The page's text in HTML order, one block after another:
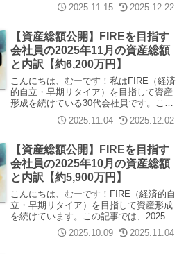
2025.11.15 2025.12.22
【資産総額公開】FIREを目指す
会社員の2025年11月の資産総額
と内訳【約6,200万円】
こんにちは、むーです！私はFIRE（経済
的自立・早期リタイア）を目指して資産
形成を続けている30代会社員です。この
記事では、2025年11月時点の純金融資産
総額を公開します。「同世代の資産額が
スで資産...
2025.11.04 2025.12.02
【資産総額公開】FIREを目指す
会社員の2025年10月の資産総額
と内訳【約5,900万円】
こんにちは、むーです！FIRE（経済的自
立・早期リタイア）を目指して資産形成
を続けています。この記事では、2025年
10月時点の純金融資産総額を公開しま
す。「同世代の資産額が気になる」
2025.10.09 2025.11.04